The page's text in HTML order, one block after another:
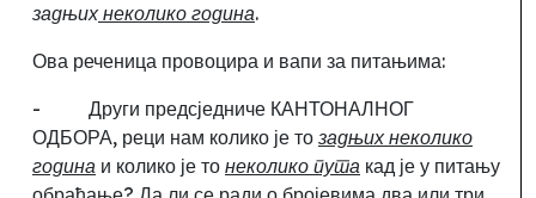
задњихнеколико година.
Ова реченица провоцира и вапи за питањима:
-
Други предсједниче КАНТОНАЛНОГ
ОДБОРА, реци нам колико је то задњих неколико
година и колико је то неколико пута кад је у питању